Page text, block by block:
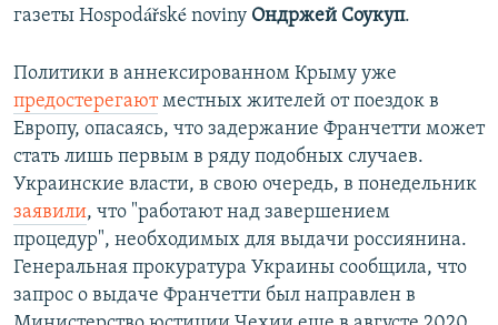
газеты Hospodářské noviny Ондржей Соукуп.
Политики в аннексированном Крыму уже
предостерегаютместных жителей от поездок в
Европу, опасаясь, что задержание Франчетти может
стать лишь первым в ряду подобных случаев.
Украинские власти, в свою очередь, в понедельник
заявили, что "работают над завершением
процедур", необходимых для выдачи россиянина.
Генеральная прокуратура Украины сообщила, что
запрос о выдаче Франчетти был направлен в